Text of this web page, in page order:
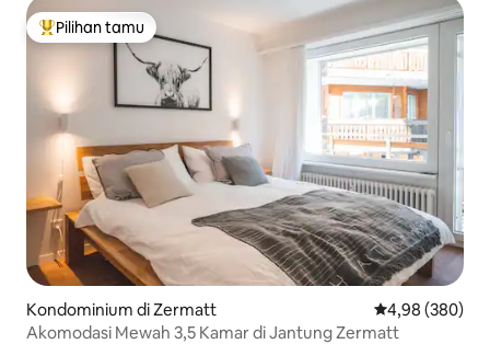
Pilihan tamu terpopuler
Pilihan tamu
Kondominium di Zermatt Nilai rata-rata
4,98 (380)
Akomodasi Mewah 3,5 Kamar di Jantung Zermatt